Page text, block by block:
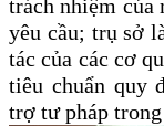
trách nhiệm của
yêu cầu; trụ sở
tác của các cơ
tiêu chuẩn quy
trợ tư pháp